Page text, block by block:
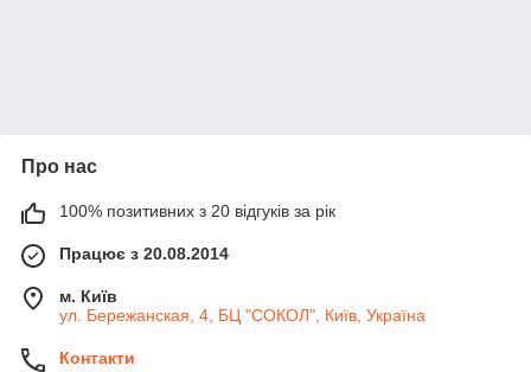
Про нас
100% позитивних з 20 відгуків за рік
Працює з 20.08.2014
м. Київ
ул. Бережанская, 4, БЦ "СОКОЛ", Київ, Україна
Контакти